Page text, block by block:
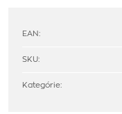
EAN:
SKU:
Kategórie: